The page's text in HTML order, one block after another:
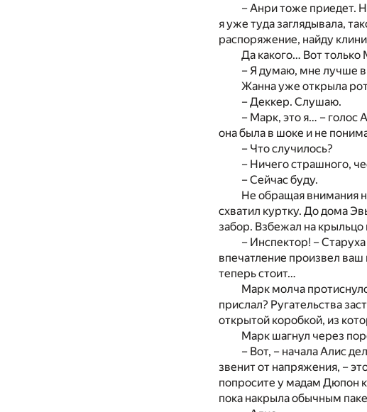
– Анри тоже приедет.
я уже туда заглядывала,
распоряжение, найду
Да какого… Вот только
– Я думаю, мне лучше
Жанна уже открыла
– Деккер. Слушаю.
– Марк, это я… – голос
она была в шоке и не
– Что случилось?
– Ничего страшного,
– Сейчас буду.
Не обращая внимания
схватил куртку. До дома
забор. Взбежал на
– Инспектор! –
впечатление произвел
теперь стоит…
Марк молча
прислал? Ругательства
открытой коробкой, из
Марк шагнул через
– Вот, – начала Алис
звенит от напряжения, –
попросите у мадам Дюпон
пока накрыла обычным